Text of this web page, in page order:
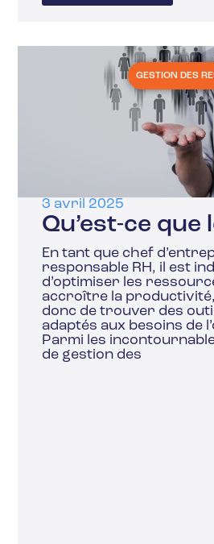
GESTION DES
3 avril 2025
Qu’est-ce que
En tant que chef
responsable RH, il est
d’optimiser les
accroître la
donc de trouver des
adaptés aux besoins de
Parmi les
de gestion des